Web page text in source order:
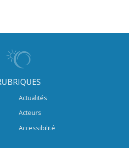
Actualités
Acteurs
Accessibilité